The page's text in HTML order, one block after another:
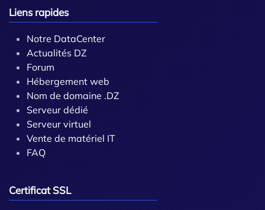
Liens rapides
Notre DataCenter
Actualités DZ
Forum
Hébergement web
Nom de domaine .DZ
Serveur dédié
Serveur virtuel
Vente de matériel IT
FAQ
Certificat SSL